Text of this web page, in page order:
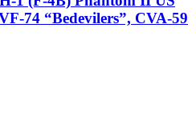
74 “Bedevilers”, CVA-59